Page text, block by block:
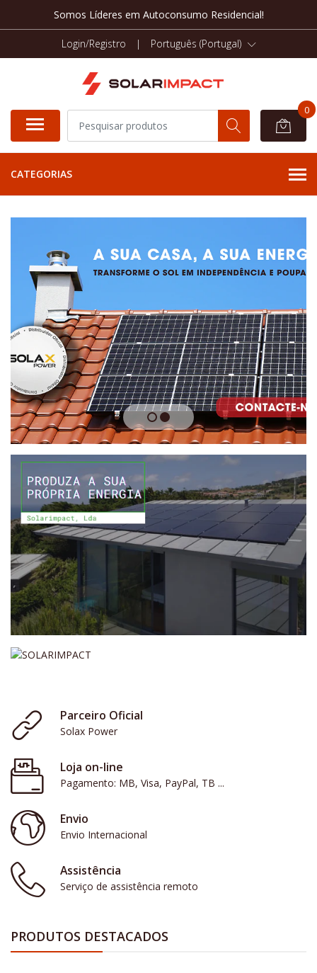
Somos Líderes em Autoconsumo Residencial!
Login/Registro | Português (Portugal)
0
CATEGORIAS
Parceiro Oficial
Solax Power
Loja on-line
Pagamento: MB, Visa, PayPal, TB ...
Envio
Envio Internacional
Assistência
Serviço de assistência remoto
PRODUTOS DESTACADOS